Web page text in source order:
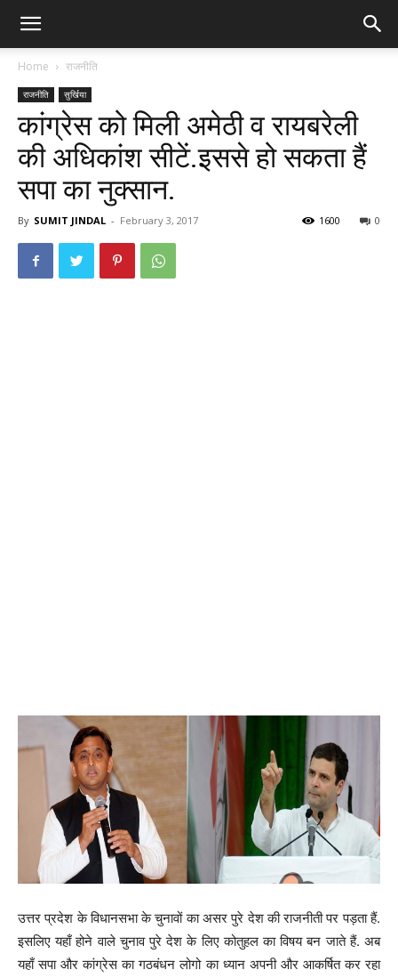
Home राजनीति
राजनीति सुर्खिया
कांग्रेस को मिली अमेठी व रायबरेली
की अधिकांश सीटें.इससे हो सकता हैं
सपा का नुक्सान.
By SUMIT JINDAL - February 3, 2017 0
1600
उत्तर प्रदेश के विधानसभा के चुनावों का असर पुरे देश की राजनीती पर पड़ता हैं.
इसलिए यहाँ होने वाले चुनाव पुरे देश के लिए कोतुहल का विषय बन जाते हैं. अब
यहाँ सपा और कांग्रेस का गठबंधन लोगो का ध्यान अपनी और आकर्षित कर रहा